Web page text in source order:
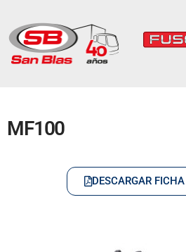
MF100
DESCARGAR